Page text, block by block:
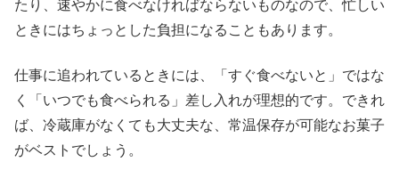
たり、速やかに食べなければならないものなので、忙しい
ときにはちょっとした負担になることもあります。
仕事に追われているときには、「すぐ食べないと」ではな
く「いつでも食べられる」差し入れが理想的です。できれ
ば、冷蔵庫がなくても大丈夫な、常温保存が可能なお菓子
がベストでしょう。